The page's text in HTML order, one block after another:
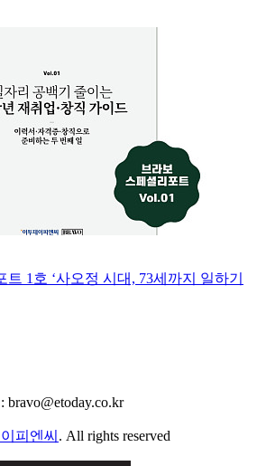
트 1호 ‘사오정 시대, 73세까지 일하기
피엔씨 . All rights reserved